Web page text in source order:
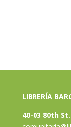
LIBRERÍA
40-03 80th